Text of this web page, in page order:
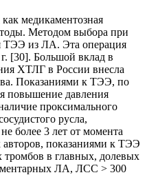
медикаментозная
Методом выбора при
ТЭЭ из ЛА. Эта операция
[30]. Большой вклад в
ХТЛГ в России внесла
Показаниями к ТЭЭ, по
повышение давления
проксимального
русла,
более 3 лет от момента
показаниями к ТЭЭ
в главных, долевых
ЛА, ЛСС > 300